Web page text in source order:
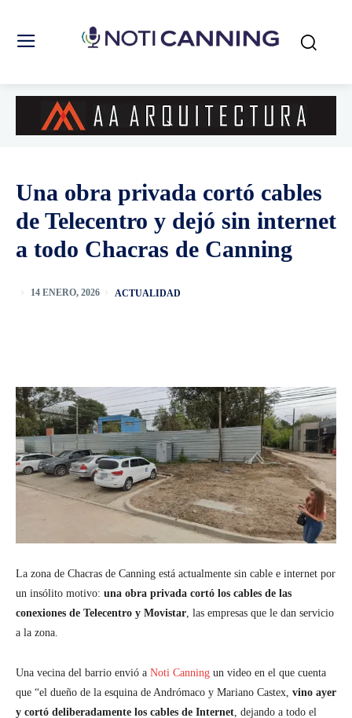
Una obra privada cortó cables
de Telecentro y dejó sin internet
a todo Chacras de Canning
14 ENERO, 2026 ACTUALIDAD
La zona de Chacras de Canning está actualmente sin cable e internet por
un insólito motivo: una obra privada cortó los cables de las
conexiones de Telecentro y Movistar , las empresas que le dan servicio
a la zona.
Una vecina del barrio envió a Noti Canning un video en el que cuenta
que “el dueño de la esquina de Andrómaco y Mariano Castex, vino ayer
y cortó deliberadamente los cables de Internet , dejando a todo el